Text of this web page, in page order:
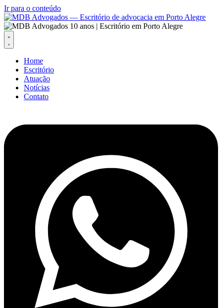
Ir para o conteúdo
Home
Escritório
Atuação
Notícias
Contato